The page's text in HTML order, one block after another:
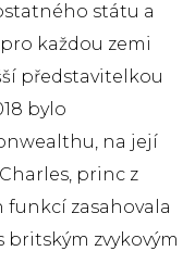
státu a
každou zemi
představitelkou
bylo
na její
princ z
funkcí zasahovala
britským zvykovým